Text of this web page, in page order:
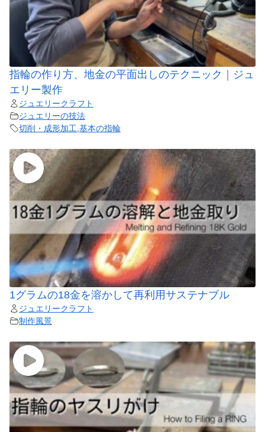
指輪の作り方、地金の平面出しのテクニック｜ジュ
エリー製作
ジュエリークラフト
ジュエリーの技法
切削・成形加工 基本の指輪
1グラムの18金を溶かして再利用サステナブル
ジュエリークラフト
制作風景